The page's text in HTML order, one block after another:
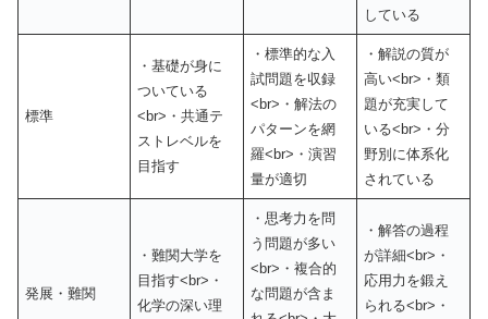
している
標準
・基礎が身に
ついている
<br>・共通テ
ストレベルを
目指す
・標準的な入
試問題を収録
<br>・解法の
パターンを網
羅<br>・演習
量が適切
・解説の質が
高い<br>・類
題が充実して
いる<br>・分
野別に体系化
されている
発展・難関
・難関大学を
目指す<br>・
化学の深い理
・思考力を問
う問題が多い
<br>・複合的
な問題が含ま
・解答の過程
が詳細<br>・
応用力を鍛え
られる<br>・